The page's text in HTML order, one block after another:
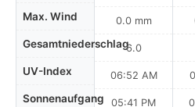
Max. Wind
Gesamtniederschlag
UV-Index
Sonnenaufgang
0.0 mm
6.0
06:52 AM
05:41 PM